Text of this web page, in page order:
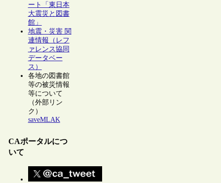
ート「東日本
大震災と図書
館」
地震・災害 関
連情報（レフ
ァレンス協同
データベー
ス）
各地の図書館
等の被災情報
等について
（外部リン
ク）
saveMLAK
CAポータルにつ
いて